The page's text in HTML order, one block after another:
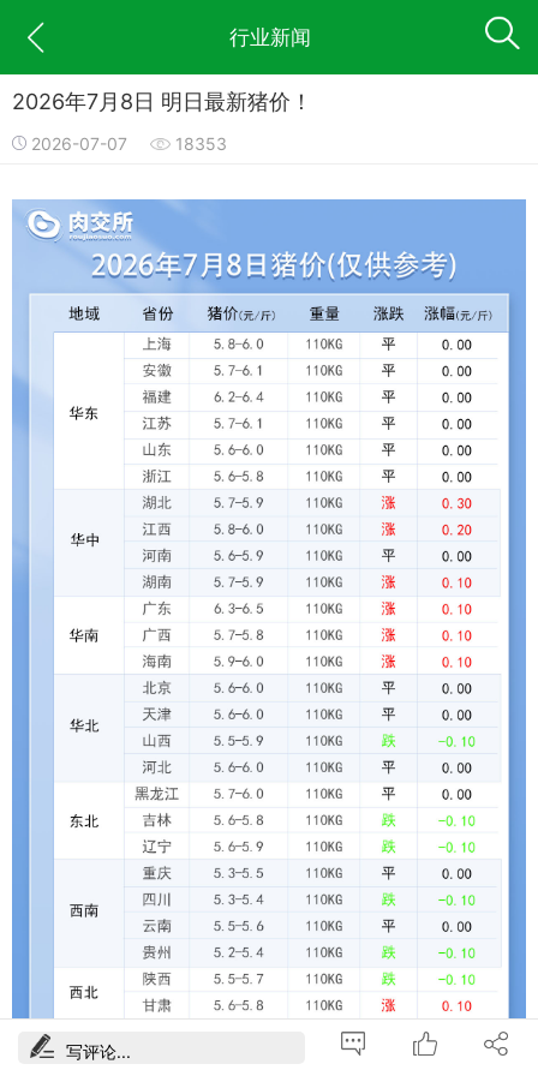
行业新闻
2026年7月8日 明日最新猪价！
2026-07-07 18353
写评论...